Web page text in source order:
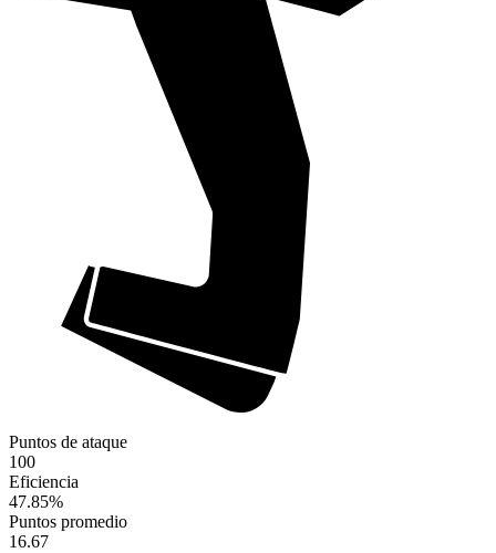
Puntos de ataque
100
Eficiencia
47.85%
Puntos promedio
16.67